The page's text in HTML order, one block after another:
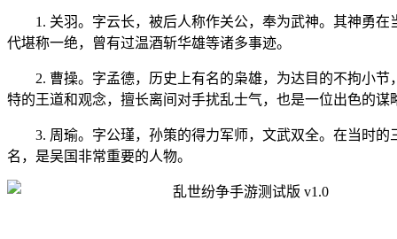
1. 关羽。字云长，被后人称作关公，奉为武神。其神勇在
代堪称一绝，曾有过温酒斩华雄等诸多事迹。
2. 曹操。字孟德，历史上有名的枭雄，为达目的不拘小节
特的王道和观念，擅长离间对手扰乱士气，也是一位出色的谋
3. 周瑜。字公瑾，孙策的得力军师，文武双全。在当时的
名，是吴国非常重要的人物。